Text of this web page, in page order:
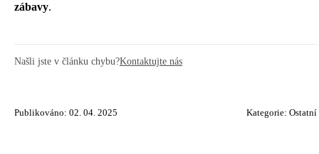
zábavy.
Našli jste v článku chybu?Kontaktujte nás
Publikováno: 02. 04. 2025 Kategorie: Ostatní